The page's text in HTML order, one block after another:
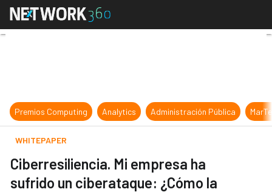
Ciberresiliencia. Mi empresa ha
Premios Computing Analytics Administración Pública
WHITEPAPER
Ciberresiliencia. Mi empresa ha
sufrido un ciberataque: ¿Cómo la